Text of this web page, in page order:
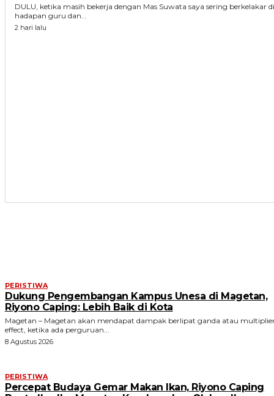
DULU, ketika masih bekerja dengan Mas Suwata saya sering berkelakar di
hadapan guru dan...
2 hari lalu
PERISTIWA
Dukung Pengembangan Kampus Unesa di Magetan,
Riyono Caping: Lebih Baik di Kota
Magetan – Magetan akan mendapat dampak berlipat ganda atau
effect, ketika ada perguruan...
8 Agustus 2026
PERISTIWA
Percepat Budaya Gemar Makan Ikan, Riyono Caping